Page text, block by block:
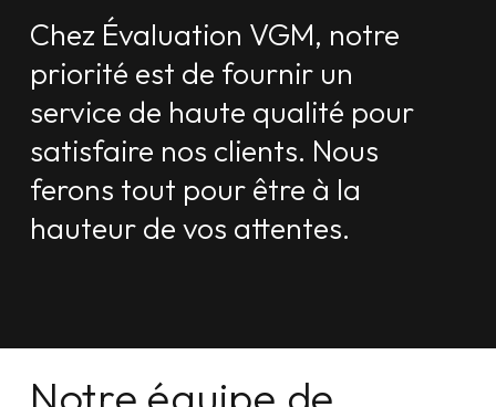
Chez Évaluation VGM, notre
priorité est de fournir un
service de haute qualité pour
satisfaire nos clients. Nous
ferons tout pour être à la
hauteur de vos attentes.